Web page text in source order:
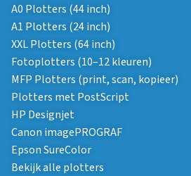
A0 Plotters (44 inch)
A1 Plotters (24 inch)
XXL Plotters (64 inch)
Fotoplotters (10–12 kleuren)
MFP Plotters (print, scan, kopieer)
Plotters met PostScript
HP Designjet
Canon imagePROGRAF
Epson SureColor
Bekijk alle plotters